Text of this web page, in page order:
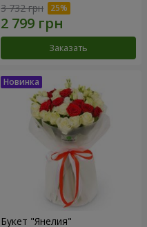
3 732 грн
Заказать
Букет "Янелия"